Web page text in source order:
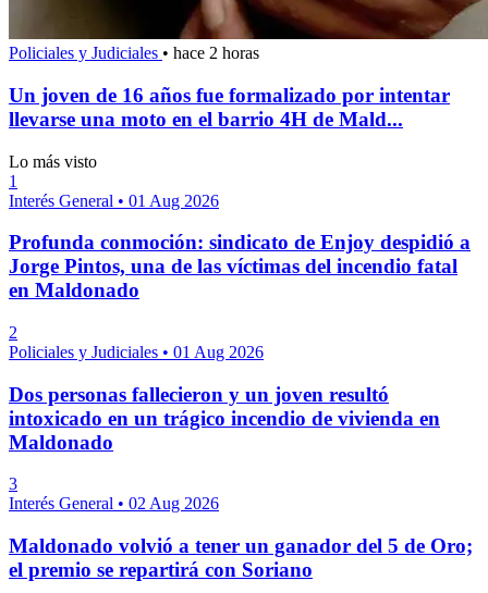
Policiales y Judiciales • hace 2 horas
Un joven de 16 años fue formalizado por intentar
llevarse una moto en el barrio 4H de Mald...
Lo más visto
1
Interés General • 01 Aug 2026
Profunda conmoción: sindicato de Enjoy despidió a
Jorge Pintos, una de las víctimas del incendio fatal
en Maldonado
2
Policiales y Judiciales • 01 Aug 2026
Dos personas fallecieron y un joven resultó
intoxicado en un trágico incendio de vivienda en
Maldonado
3
Interés General • 02 Aug 2026
Maldonado volvió a tener un ganador del 5 de Oro;
el premio se repartirá con Soriano